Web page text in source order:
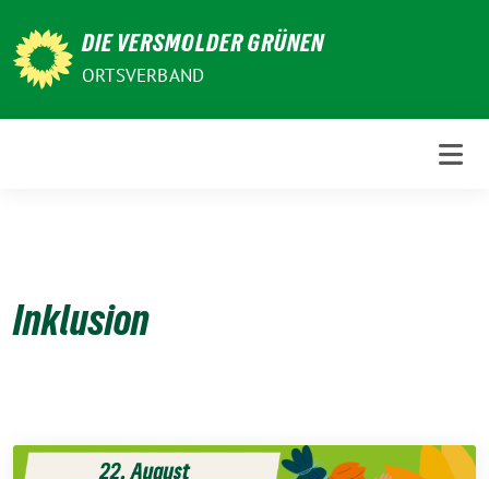
zum
Inhalt
DIE VERSMOLDER GRÜNEN
ORTSVERBAND
Inklusion